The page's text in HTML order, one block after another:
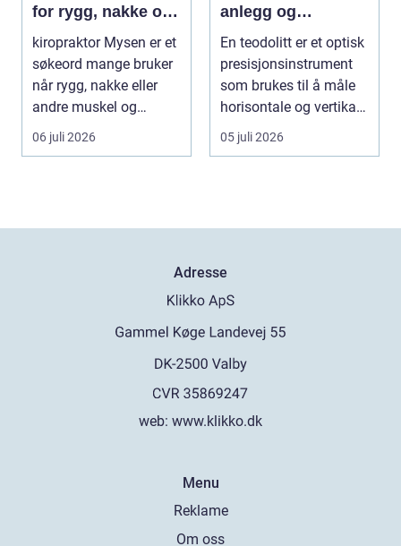
for rygg, nakke og
ledd
kiropraktor Mysen er et
søkeord mange bruker
når rygg, nakke eller
andre muskel og
leddplager begynn...
06 juli 2026
anlegg og
kartlegging
En teodolitt er et optisk
presisjonsinstrument
som brukes til å måle
horisontale og vertikale
vinkle...
05 juli 2026
Adresse
web: www.klikko.dk
Menu
Reklame
Om oss